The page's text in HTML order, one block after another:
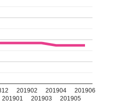
201901
201902
201903
201904
201905
201906